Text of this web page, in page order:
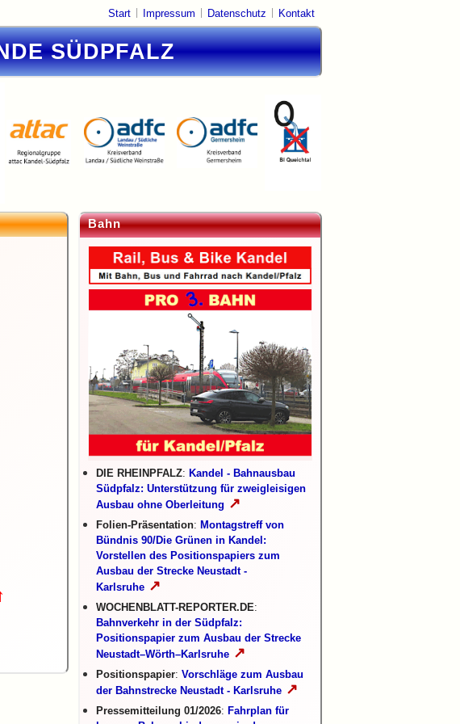
Start Impressum Datenschutz Kontakt
SÜDPFALZ
Bahn
DIE RHEINPFALZ: Kandel - Bahnausbau
Südpfalz: Unterstützung für zweigleisigen
Ausbau ohne Oberleitung ↗
Folien-Präsentation: Montagstreff von
Bündnis 90/Die Grünen in Kandel:
Vorstellen des Positionspapiers zum
Ausbau der Strecke Neustadt -
Karlsruhe ↗
WOCHENBLATT-REPORTER.DE:
Bahnverkehr in der Südpfalz:
Positionspapier zum Ausbau der Strecke
Neustadt–Wörth–Karlsruhe ↗
Positionspapier: Vorschläge zum Ausbau
der Bahnstrecke Neustadt - Karlsruhe ↗
Pressemitteilung 01/2026: Fahrplan für